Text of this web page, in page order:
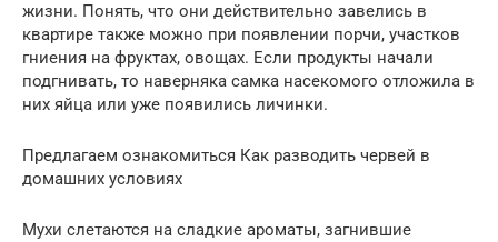
жизни. Понять, что они действительно завелись в
квартире также можно при появлении порчи, участков
гниения на фруктах, овощах. Если продукты начали
подгнивать, то наверняка самка насекомого отложила в
них яйца или уже появились личинки.
Предлагаем ознакомиться Как разводить червей в
домашних условиях
Мухи слетаются на сладкие ароматы, загнившие